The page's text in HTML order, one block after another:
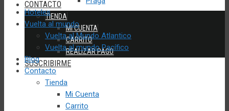
CONTACTO
TIENDA
MI CUENTA
CARRITO
REALIZAR PAGO
SUSCRIBIRME
Hoteles
Vuelta al mundo
Vuelta al Mundo Atlantico
Vuelta al mundo Pacífico
Blog
Contacto
Tienda
Mi Cuenta
Carrito